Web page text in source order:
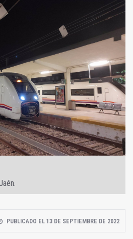
PUBLICADO EL 13 DE SEPTIEMBRE DE 2022